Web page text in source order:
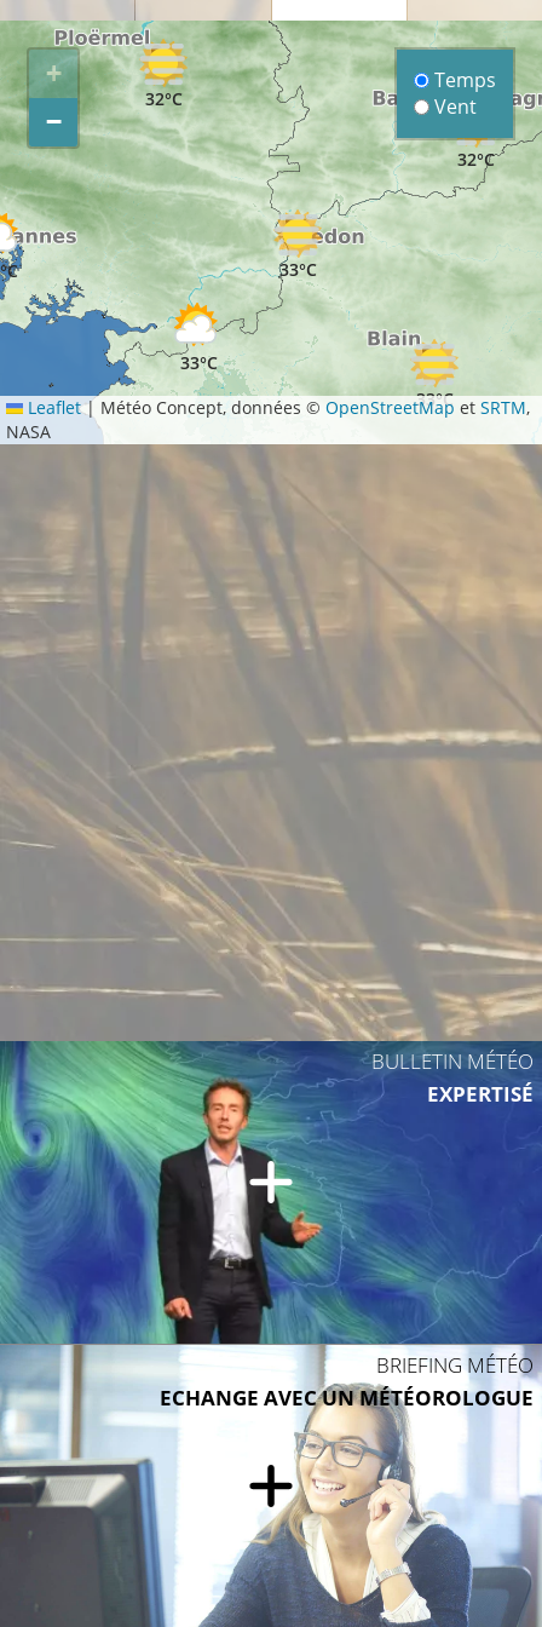
32°C
33°C
32°C
33°C
33°C
33°C
32°C
+
−
Temps
Vent
Leaflet | Météo Concept, données ©OpenStreetMap etSRTM,
NASA
BULLETIN MÉTÉO
EXPERTISÉ
BRIEFING MÉTÉO
ECHANGE AVEC UN MÉTÉOROLOGUE